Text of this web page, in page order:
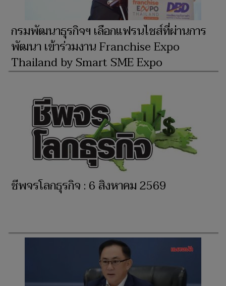
กรมพัฒนาธุรกิจฯ เลือกแฟรนไชส์ที่ผ่านการ
พัฒนา เข้าร่วมงาน Franchise Expo
Thailand by Smart SME Expo
ชีพจรโลกธุรกิจ : 6 สิงหาคม 2569